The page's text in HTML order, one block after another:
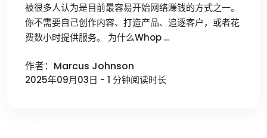
被很多人认为是目前最容易开始网络赚钱的方式之一。
你不需要自己创作内容、打造产品、追逐客户，或者花
费数小时提供服务。 为什么Whop …
作者：Marcus Johnson
2025年09月03日 - 1 分钟阅读时长